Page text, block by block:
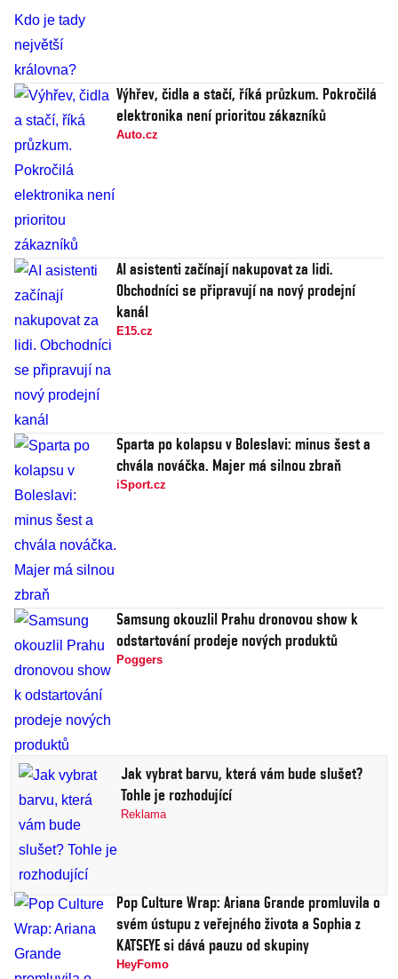
Výhřev, čidla a stačí, říká průzkum. Pokročilá
elektronika není prioritou zákazníků
Auto.cz
AI asistenti začínají nakupovat za lidi.
Obchodníci se připravují na nový prodejní
kanál
E15.cz
Sparta po kolapsu v Boleslavi: minus šest a
chvála nováčka. Majer má silnou zbraň
iSport.cz
Samsung okouzlil Prahu dronovou show k
odstartování prodeje nových produktů
Poggers
Jak vybrat barvu, která vám bude slušet?
Tohle je rozhodující
Reklama
Pop Culture Wrap: Ariana Grande promluvila o
svém ústupu z veřejného života a Sophia z
KATSEYE si dává pauzu od skupiny
HeyFomo